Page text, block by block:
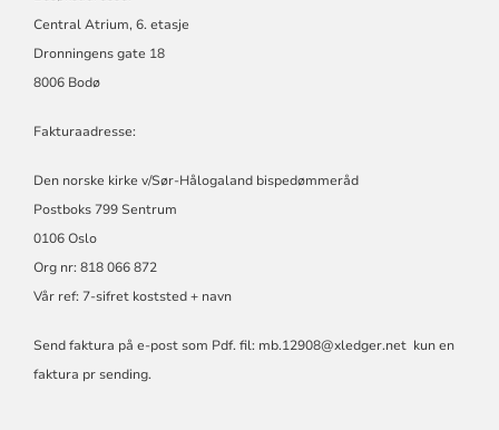
Central Atrium, 6. etasje
Dronningens gate 18
8006 Bodø
Fakturaadresse:
Den norske kirke v/Sør-Hålogaland bispedømmeråd
Postboks 799 Sentrum
0106 Oslo
Org nr: 818 066 872
Vår ref: 7-sifret koststed + navn
Send faktura på e-post som Pdf. fil: mb.12908@xledger.netkun en
faktura pr sending.